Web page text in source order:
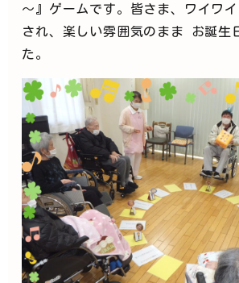
～』ゲームです。皆さま、ワイワ
され、楽しい雰囲気のまま お誕生
た。